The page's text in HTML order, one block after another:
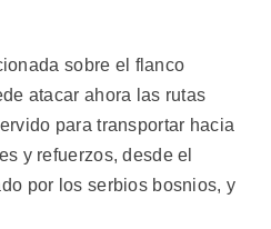
sobre el flanco
atacar ahora las rutas
para transportar hacia
y refuerzos, desde el
por los serbios bosnios, y